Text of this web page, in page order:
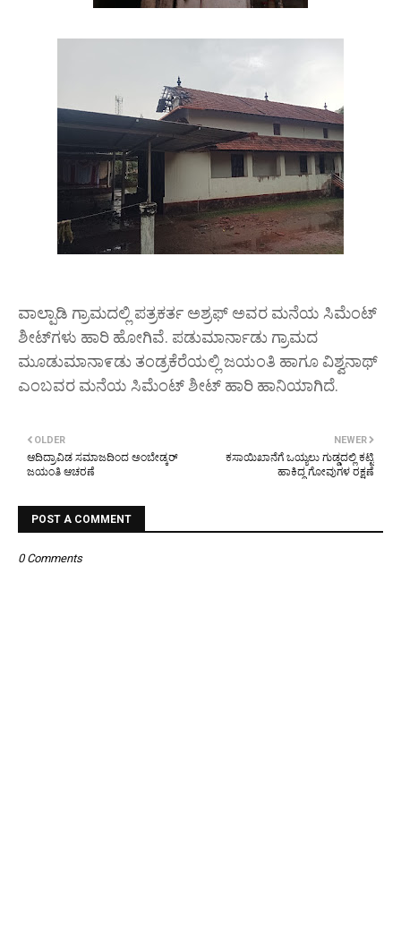
ವಾಲ್ಪಾಡಿ ಗ್ರಾಮದಲ್ಲಿ ಪತ್ರಕರ್ತ ಅಶ್ರಫ್ ಅವರ ಮನೆಯ ಸಿಮೆಂಟ್
ಶೀಟ್‌ಗಳು ಹಾರಿ ಹೋಗಿವೆ. ಪಡುಮಾರ್ನಾಡು ಗ್ರಾಮದ
ಮೂಡುಮಾನಾ೯ಡು ತಂಡ್ರಕೆರೆಯಲ್ಲಿ ಜಯಂತಿ ಹಾಗೂ ವಿಶ್ವನಾಥ್
ಎಂಬವರ ಮನೆಯ ಸಿಮೆಂಟ್ ಶೀಟ್ ಹಾರಿ ಹಾನಿಯಾಗಿದೆ.
NEWER
ಕಸಾಯಿಖಾನೆಗೆ ಒಯ್ಯಲು ಗುಡ್ಡದಲ್ಲಿ ಕಟ್ಟಿ
ಹಾಕಿದ್ದ ಗೋವುಗಳ ರಕ್ಷಣೆ
OLDER
ಆದಿದ್ರಾವಿಡ ಸಮಾಜದಿಂದ ಅಂಬೇಡ್ಕರ್
ಜಯಂತಿ ಆಚರಣೆ
POST A COMMENT
0 Comments